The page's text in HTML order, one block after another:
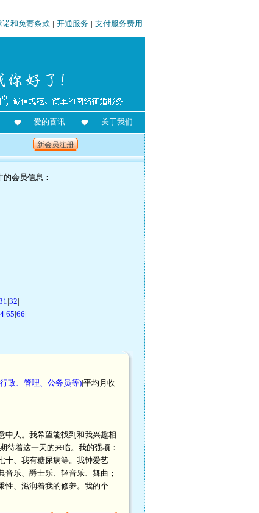
诺和免责条款 | 开通服务 | 支付服务费用
爱的喜讯 关于我们
新会员注册
会员信息：
|32|
|65|66|
政、管理、公务员等)|平均月收
中人。我希望能找到和我兴趣相
待着这一天的来临。我的强项：
十、我有糖尿病等。我钟爱艺
乐、爵士乐、轻音乐、舞曲；
性、滋润着我的修养。我的个